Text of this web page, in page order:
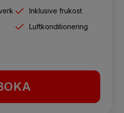
Inklusive frukost
Luftkonditionering